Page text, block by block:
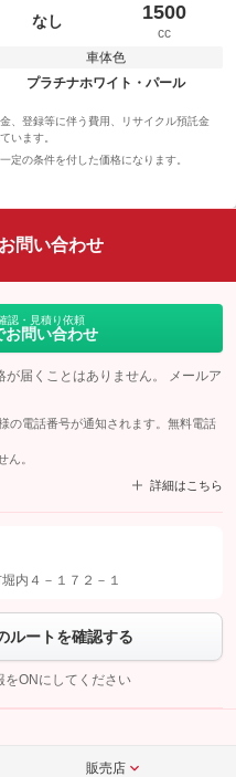
なし 1500
cc
車体色
プラチナホワイト・パール
、登録等に伴う費用、リサイクル預託金
います。
定の条件を付した価格になります。
問い合わせ
認・見積り依頼
お問い合わせ
届くことはありません。 メールア
の電話番号が通知されます。無料電話
ん。
詳細はこちら
加してから「許可する」ボタンを押
して問い合わせを
内４－１７２－１
ルートを確認する
をONにしてください
販売店